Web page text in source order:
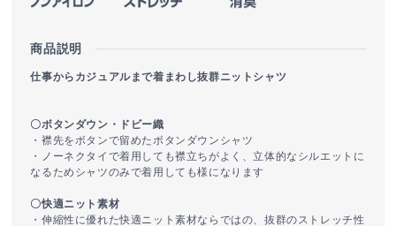
商品説明
仕事からカジュアルまで着まわし抜群ニットシャツ
〇ボタンダウン・ドビー織
・襟先をボタンで留めたボタンダウンシャツ
・ノーネクタイで着用しても襟立ちがよく、立体的なシルエットに
なるためシャツのみで着用しても様になります
〇快適ニット素材
・伸縮性に優れた快適ニット素材ならではの、抜群のストレッチ性